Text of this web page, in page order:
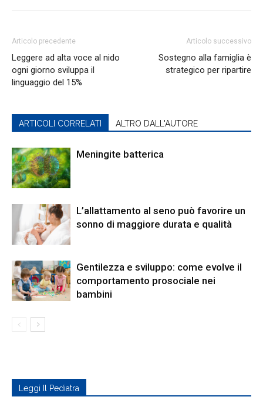
Articolo precedente
Leggere ad alta voce al nido
ogni giorno sviluppa il
linguaggio del 15%
Articolo successivo
Sostegno alla famiglia è
strategico per ripartire
ARTICOLI CORRELATI ALTRO DALL'AUTORE
Meningite batterica
L’allattamento al seno può favorire un
sonno di maggiore durata e qualità
Gentilezza e sviluppo: come evolve il
comportamento prosociale nei
bambini
Leggi Il Pediatra